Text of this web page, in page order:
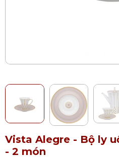
Vista Alegre - Bộ ly
- 2 món